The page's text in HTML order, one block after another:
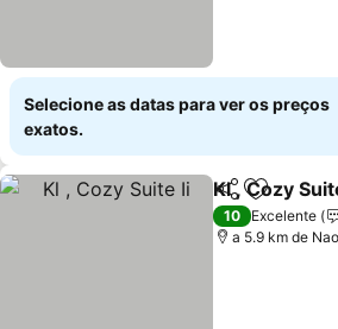
Selecione as datas para ver os preços
exatos.
Partilhar
Kl , Cozy
10 Excelente
a 5.9 km de